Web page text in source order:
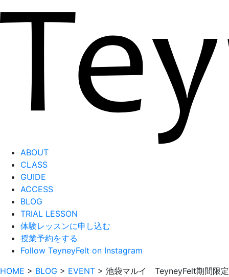
ABOUT
CLASS
GUIDE
ACCESS
BLOG
TRIAL LESSON
体験レッスンに申し込む
授業予約をする
Follow TeyneyFelt on Instagram
HOME > BLOG > EVENT > 池袋マルイ TeyneyFelt期間限定